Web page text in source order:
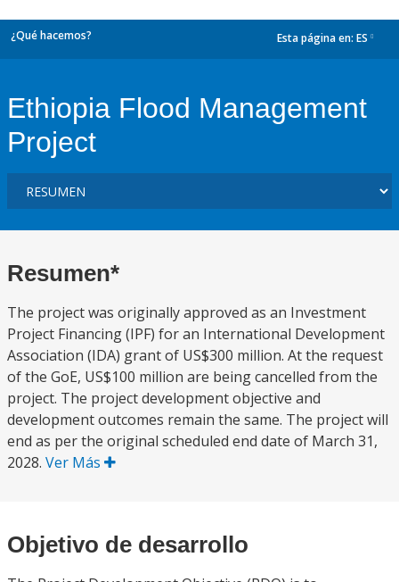
¿Qué hacemos? Esta página en: ES
Ethiopia Flood Management
Project
Resumen*
The project was originally approved as an Investment
Project Financing (IPF) for an International Development
Association (IDA) grant of US$300 million. At the request
of the GoE, US$100 million are being cancelled from the
project. The project development objective and
development outcomes remain the same. The project will
end as per the original scheduled end date of March 31,
2028. Ver Más
Objetivo de desarrollo